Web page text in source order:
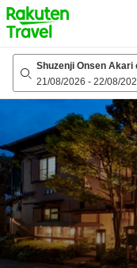
to
top
page
Shuzenji Onsen Akari
21/08/2026 - 22/08/